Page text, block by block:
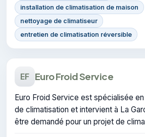
installation de climatisation de maison
nettoyage de climatiseur
entretien de climatisation réversible
EF Euro Froid Service
Euro Froid Service est spécialisée
de climatisation et intervient à La
être demandé pour un projet de